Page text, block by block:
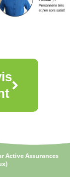
Active Assurances